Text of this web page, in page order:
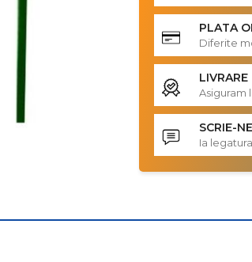
PLATA
Diferite
LIVRARE
Asiguram
SCRIE-NE
Ia